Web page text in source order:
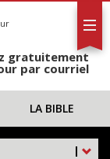
gratuitement
par courriel
LA BIBLE
|